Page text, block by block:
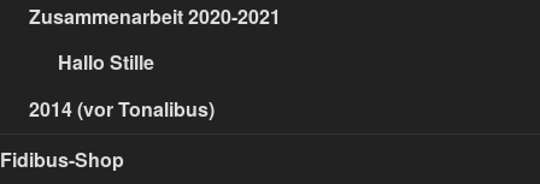
Zusammenarbeit 2020-2021
Hallo Stille
2014 (vor Tonalibus)
Fidibus-Shop